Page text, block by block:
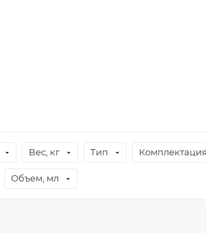
Вес, кг Тип Комплектация
Объем, мл